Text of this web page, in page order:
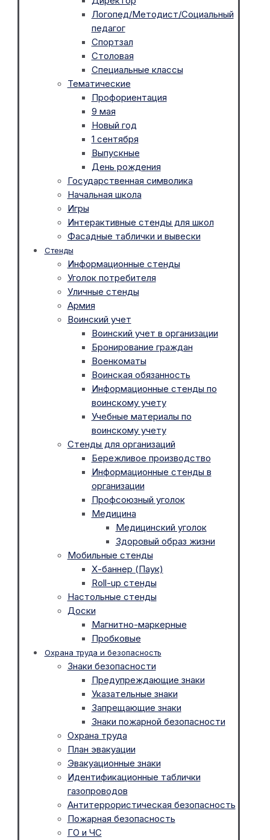
Логопед/Методист/Социальный
педагог
Спортзал
Столовая
Специальные классы
Тематические
Профориентация
9 мая
Новый год
1 сентября
Выпускные
День рождения
Государственная символика
Начальная школа
Игры
Интерактивные стенды для школ
Фасадные таблички и вывески
Стенды
Информационные стенды
Уголок потребителя
Уличные стенды
Армия
Воинский учет
Воинский учет в организации
Бронирование граждан
Военкоматы
Воинская обязанность
Информационные стенды по
воинскому учету
Учебные материалы по
воинскому учету
Стенды для организаций
Бережливое производство
Информационные стенды в
организации
Профсоюзный уголок
Медицина
Медицинский уголок
Здоровый образ жизни
Мобильные стенды
Х-баннер (Паук)
Roll-up стенды
Настольные стенды
Доски
Магнитно-маркерные
Пробковые
Охрана труда и безопасность
Знаки безопасности
Предупреждающие знаки
Указательные знаки
Запрещающие знаки
Знаки пожарной безопасности
Охрана труда
План эвакуации
Эвакуационные знаки
Идентификационные таблички
газопроводов
Антитеррористическая безопасность
Пожарная безопасность
ГО и ЧС